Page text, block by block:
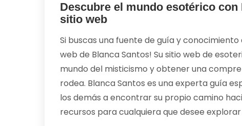
Descubre el mundo esotérico
sitio web
Si buscas una fuente de guía y
web de Blanca Santos! Su sitio web de
mundo del misticismo y obtener una
rodea. Blanca Santos es una experta guía
los demás a encontrar su propio camino
recursos para cualquiera que desee